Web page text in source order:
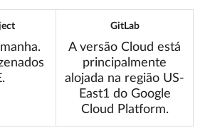
GitLab
A versão Cloud está
principalmente
alojada na região US-
East1 do Google
Cloud Platform.